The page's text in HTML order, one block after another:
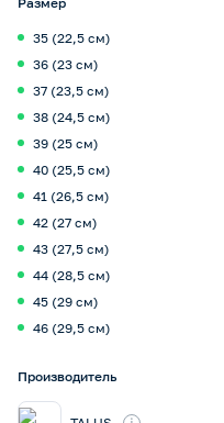
35 (22,5 см)
36 (23 см)
37 (23,5 см)
38 (24,5 см)
39 (25 см)
40 (25,5 см)
41 (26,5 см)
42 (27 см)
43 (27,5 см)
44 (28,5 см)
45 (29 см)
46 (29,5 см)
Производитель